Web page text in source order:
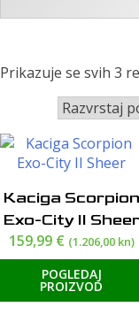
Prikazuje se svih 3
Kaciga Scorpion
Exo-City II Sheer
159,99 € (1.206,00 kn)
POGLEDAJ
PROIZVOD